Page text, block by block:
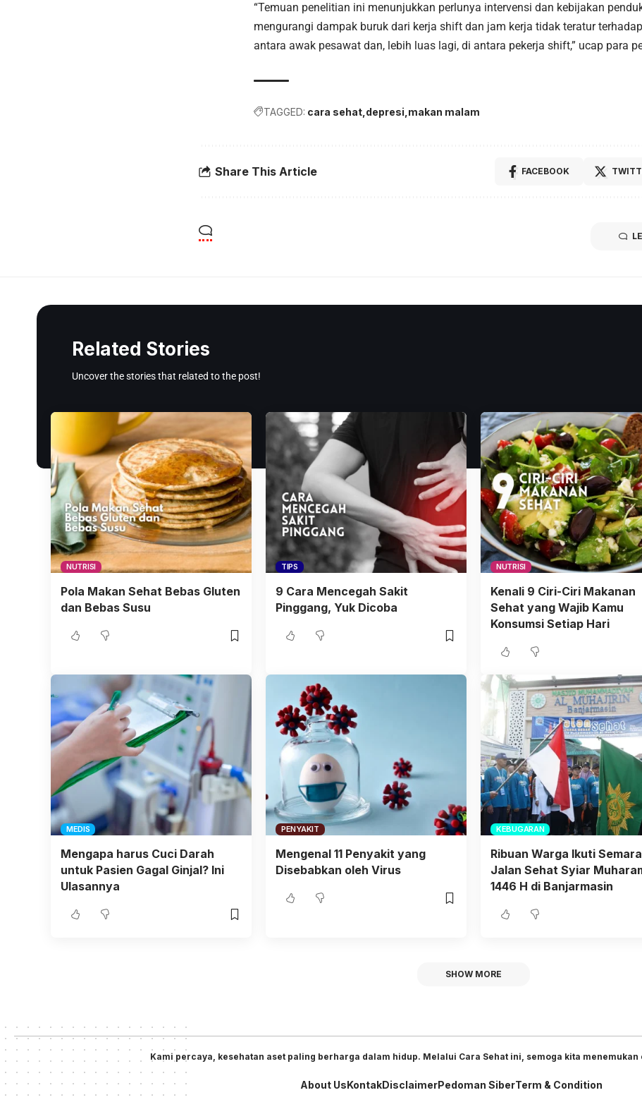
“Temuan penelitian ini menunjukkan perlunya intervensi dan kebijakan
mengurangi dampak buruk dari kerja shift dan jam kerja tidak teratur
antara awak pesawat dan, lebih luas lagi, di antara pekerja shift,” ucap para
TAGGED: cara sehat depresi makan malam
Share This Article FACEBOOK
Related Stories
Uncover the stories that related to the post!
NUTRISI
Pola Makan Sehat Bebas Gluten
dan Bebas Susu
TIPS
9 Cara Mencegah Sakit
Pinggang, Yuk Dicoba
NUTRISI
Kenali 9 Ciri-Ciri Makanan
Sehat yang Wajib Kamu
Konsumsi Setiap Hari
MEDIS
Mengapa harus Cuci Darah
untuk Pasien Gagal Ginjal? Ini
Ulasannya
PENYAKIT
Mengenal 11 Penyakit yang
Disebabkan oleh Virus
KEBUGARAN
Ribuan Warga Ikuti
Jalan Sehat Syiar
1446 H di Banjarmasin
SHOW MORE
Kami percaya, kesehatan aset paling berharga dalam hidup. Melalui Cara Sehat ini, semoga kita
About UsKontakDisclaimerPedoman SiberTerm & Condition